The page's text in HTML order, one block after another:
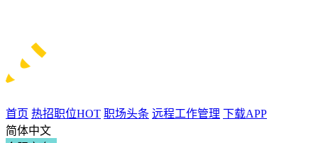
首页 热招职位HOT 职场头条 远程工作管理 下载APP
简体中文